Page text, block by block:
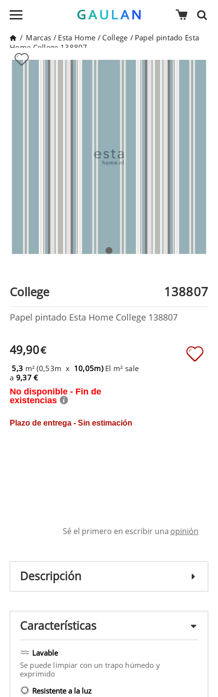
/ Marcas / Esta Home / College / Papel pintado Esta
Home College 138807
College 138807
Papel pintado Esta Home College 138807
49,90€
5,3 m² (0,53m x 10,05m) El m² sale
a 9,37 €
No disponible - Fin de
existencias
Plazo de entrega - Sin estimación
Sé el primero en escribir una opinión
Descripción
Características
Lavable
Se puede limpiar con un trapo húmedo y
exprimido
Resistente a la luz